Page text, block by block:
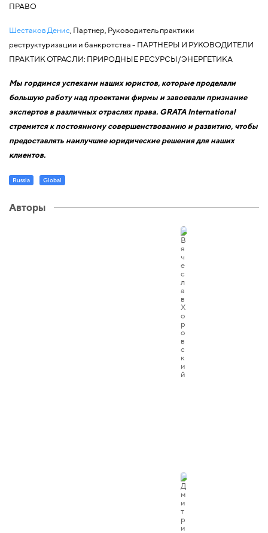
ПРАВО
Шестаков Денис , Партнер, Руководитель практики
реструктуризации и банкротства - ПАРТНЕРЫ И РУКОВОДИТЕЛИ
ПРАКТИК ОТРАСЛИ: ПРИРОДНЫЕ РЕСУРСЫ/ЭНЕРГЕТИКА
Мы гордимся успехами наших юристов, которые проделали
большую работу над проектами фирмы и завоевали признание
экспертов в различных отраслях права. GRATA International
стремится к постоянному совершенствованию и развитию, чтобы
предоставлять наилучшие юридические решения для наших
клиентов.
Russia Global
Авторы